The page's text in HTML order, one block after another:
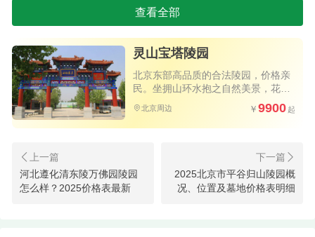
2.设计：陵园在设计上充分考虑了人文关怀与自
然环境的和谐共生。斜坡的设计巧妙地利用了地形
优势，既便于家属行走，又增添了陵园的空间层次
感。每一步台阶都仿佛在诉说着生命的厚重与不
朽，引导着人们一步步走向内心的宁静与沉思。
上”的理念，提供一站式专业服务。从选购墓位到个
性化设计，再到后续的维护与纪念活动，陵园都力
查看全部
灵山宝塔陵园
北京东部高品质的合法陵园，价格亲
民。坐拥山环水抱之自然美景，花园
式环境三季花开不败，四季绿意盎
然，高速直达。
北京周边 9900
河北遵化清东陵万佛园陵园
怎么样？2025价格表最新
2025北京市平谷归山陵园概
况、位置及墓地价格表明细